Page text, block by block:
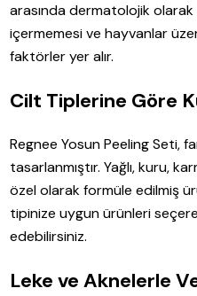
arasında dermatolojik
içermemesi ve hayvanlar
faktörler yer alır.
Cilt Tiplerine Göre
Regnee Yosun Peeling Seti,
tasarlanmıştır. Yağlı, kuru,
özel olarak formüle edilmiş
tipinize uygun ürünleri
edebilirsiniz.
Leke ve Aknelerle